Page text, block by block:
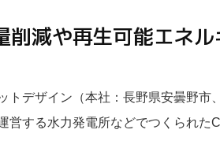
削減や再生可能エネ
トデザイン（本社：長野県安曇野市
営する水力発電所などでつくられた